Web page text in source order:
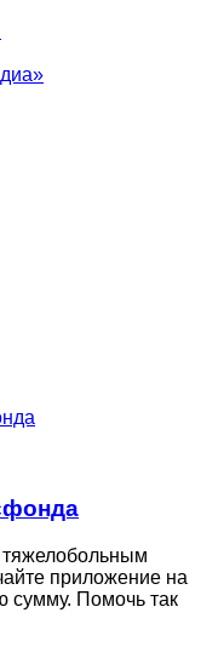
тяжелобольным
приложение на
сумму. Помочь так